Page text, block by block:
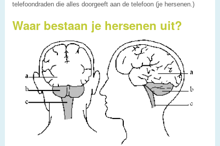
telefoondraden die alles doorgeeft aan de telefoon (je hersenen.)
Waar bestaan je hersenen uit?